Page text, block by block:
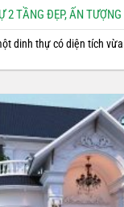
2 TẦNG ĐẸP, ẤN
dinh thự có diện tích